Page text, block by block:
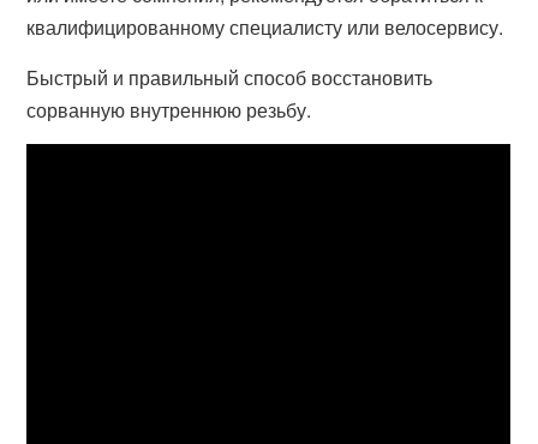
квалифицированному специалисту или велосервису.
Быстрый и правильный способ восстановить
сорванную внутреннюю резьбу.